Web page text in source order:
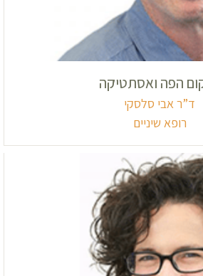
הפה ואסתטיקה
ד”ר אבי סלסקי
רופא שיניים